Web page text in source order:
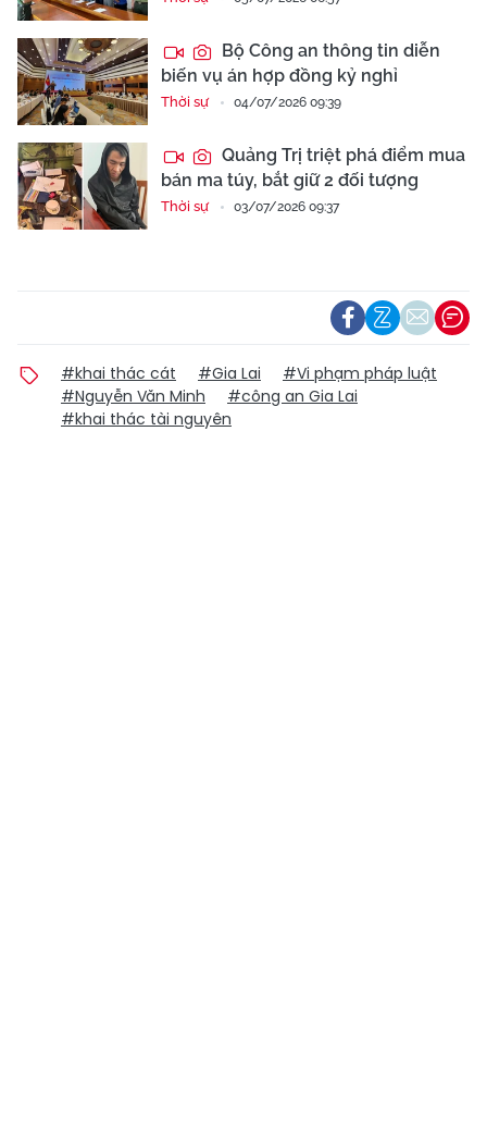
Bộ Công an thông tin diễn
biến vụ án hợp đồng kỷ nghỉ
Thời sự 04/07/2026 09:39
Quảng Trị triệt phá điểm mua
bán ma túy, bắt giữ 2 đối tượng
Thời sự 03/07/2026 09:37
#khai thác cát #Gia Lai
#Vi phạm pháp luật
#Nguyễn Văn Minh
#công an Gia Lai
#khai thác tài nguyên